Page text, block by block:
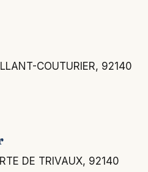
COUTURIER, 92140
DE TRIVAUX, 92140